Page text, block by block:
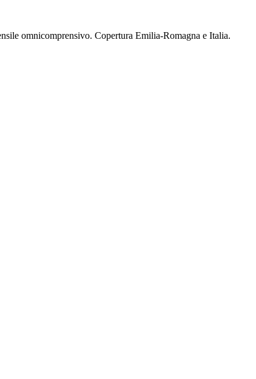
omnicomprensivo. Copertura Emilia-Romagna e Italia.